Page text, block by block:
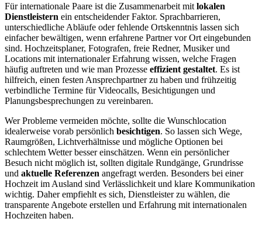
Für internationale Paare ist die Zusammenarbeit mit lokalen
Dienstleistern ein entscheidender Faktor. Sprachbarrieren,
unterschiedliche Abläufe oder fehlende Ortskenntnis lassen sich
einfacher bewältigen, wenn erfahrene Partner vor Ort eingebunden
sind. Hochzeitsplaner, Fotografen, freie Redner, Musiker und
Locations mit internationaler Erfahrung wissen, welche Fragen
häufig auftreten und wie man Prozesse effizient gestaltet. Es ist
hilfreich, einen festen Ansprechpartner zu haben und frühzeitig
verbindliche Termine für Videocalls, Besichtigungen und
Planungsbesprechungen zu vereinbaren.
Wer Probleme vermeiden möchte, sollte die Wunschlocation
idealerweise vorab persönlich besichtigen. So lassen sich Wege,
Raumgrößen, Lichtverhältnisse und mögliche Optionen bei
schlechtem Wetter besser einschätzen. Wenn ein persönlicher
Besuch nicht möglich ist, sollten digitale Rundgänge, Grundrisse
und aktuelle Referenzen angefragt werden. Besonders bei einer
Hochzeit im Ausland sind Verlässlichkeit und klare Kommunikation
wichtig. Daher empfiehlt es sich, Dienstleister zu wählen, die
transparente Angebote erstellen und Erfahrung mit internationalen
Hochzeiten haben.